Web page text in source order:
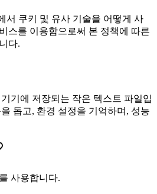
서 쿠키 및 유사 기술을 어떻게 사
스를 이용함으로써 본 정책에 따른
다.
기에 저장되는 작은 텍스트 파일입
돕고, 환경 설정을 기억하며, 성능
사용합니다.